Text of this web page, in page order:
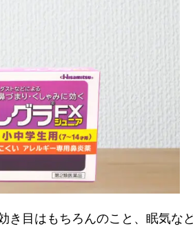
き目はもちろんのこと、眠気な